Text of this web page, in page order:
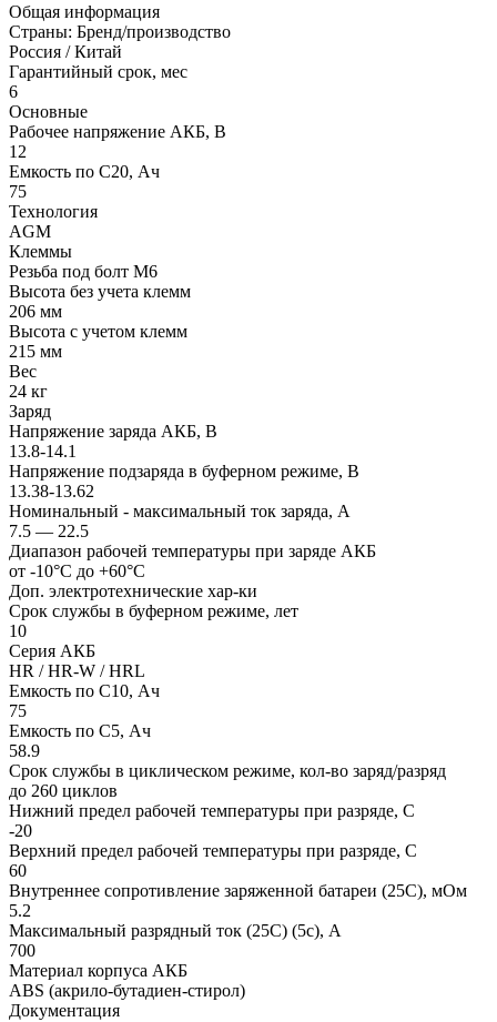
Общая информация
Страны: Бренд/производство
Россия / Китай
Гарантийный срок, мес
6
Основные
Рабочее напряжение АКБ, B
12
Емкость по С20, Ач
75
Технология
AGM
Клеммы
Резьба под болт M6
Высота без учета клемм
206 мм
Высота с учетом клемм
215 мм
Вес
24 кг
Заряд
Напряжение заряда АКБ, В
13.8-14.1
Напряжение подзаряда в буферном режиме, В
13.38-13.62
Номинальный - максимальный ток заряда, А
7.5 — 22.5
Диапазон рабочей температуры при заряде АКБ
от -10°С до +60°С
Доп. электротехнические хар-ки
Срок службы в буферном режиме, лет
10
Серия АКБ
HR / HR-W / HRL
Емкость по С10, Ач
75
Емкость по С5, Ач
58.9
Срок службы в циклическом режиме, кол-во заряд/разряд
до 260 циклов
Нижний предел рабочей температуры при разряде, С
-20
Верхний предел рабочей температуры при разряде, С
60
Внутреннее сопротивление заряженной батареи (25С), мОм
5.2
Максимальный разрядный ток (25С) (5с), А
700
Материал корпуса АКБ
ABS (акрило-бутадиен-стирол)
Документация